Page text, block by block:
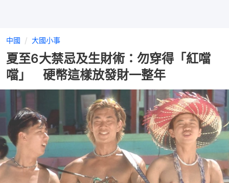
中國 大國小事
夏至6大禁忌及生財術：勿穿得「紅噹
噹」 硬幣這樣放發財一整年